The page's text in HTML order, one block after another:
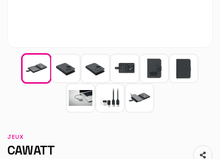
JEUX
CAWATT